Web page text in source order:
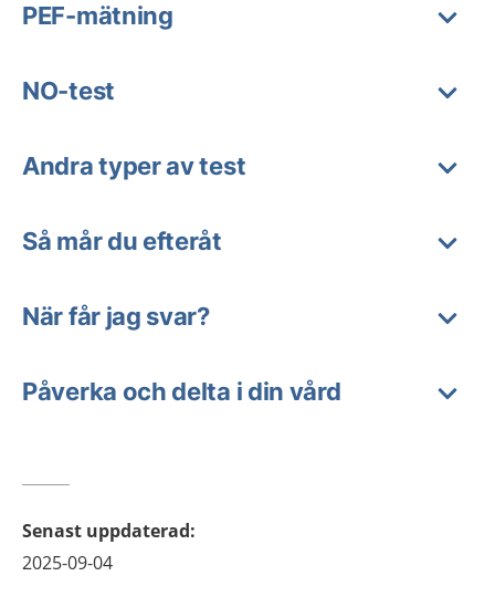
PEF-mätning
NO-test
Andra typer av test
Så mår du efteråt
När får jag svar?
Påverka och delta i din vård
Senast uppdaterad:
2025-09-04